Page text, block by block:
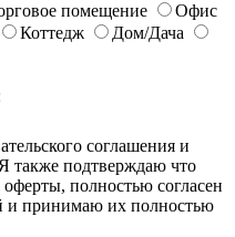
помещение
Офис
Коттедж
Дом/Дача
соглашения и
также подтверждаю что
полностью согласен
и принимаю их полностью